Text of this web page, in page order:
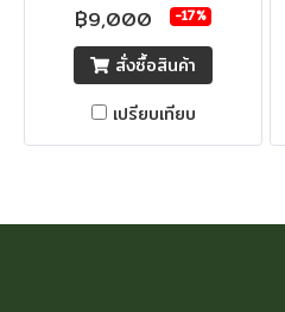
฿9,000 -17%
สั่งซื้อสินค้า
เปรียบเทียบ